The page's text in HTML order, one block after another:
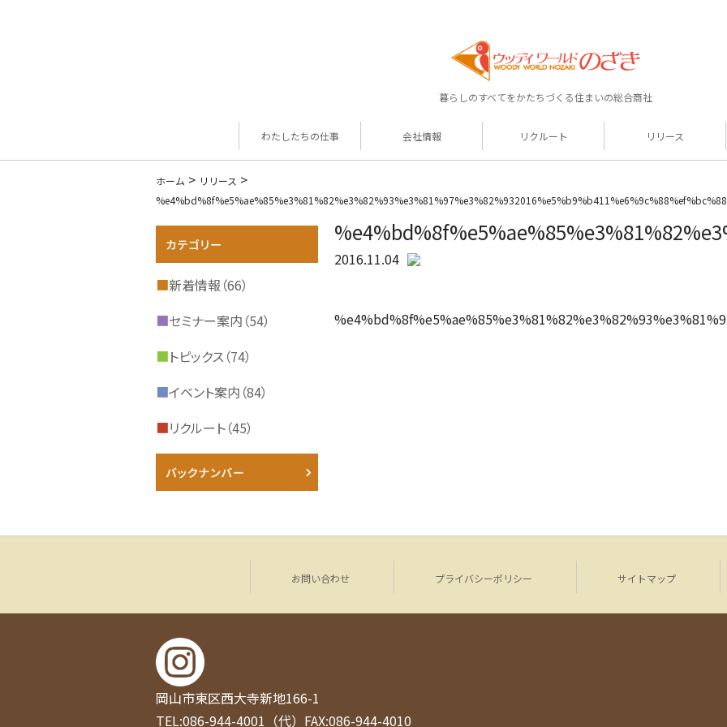
暮らしのすべてをかたちづくる住まいの総合商社
わたしたちの仕事 会社情報 リクルート リリース
ホーム > リリース >
2016.11.04
■新着情報（66）
■セミナー案内（54）
■トピックス（74）
■イベント案内（84）
■リクルート（45）
お問い合わせ プライバシーポリシー サイトマップ
岡山市東区西大寺新地166-1
TEL:086-944-4001（代） FAX:086-944-4010